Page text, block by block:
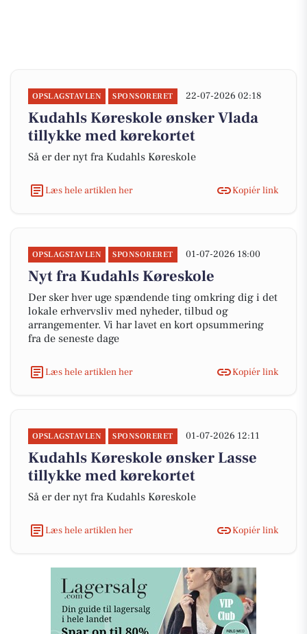
OPSLAGSTAVLEN SPONSORERET 22-07-2026 02:18
Kudahls Køreskole ønsker Vlada
tillykke med kørekortet
Så er der nyt fra Kudahls Køreskole
Læs hele artiklen her Kopiér link
OPSLAGSTAVLEN SPONSORERET 01-07-2026 18:00
Nyt fra Kudahls Køreskole
Der sker hver uge spændende ting omkring dig i det
lokale erhvervsliv med nyheder, tilbud og
arrangementer. Vi har lavet en kort opsummering
fra de seneste dage
Læs hele artiklen her Kopiér link
OPSLAGSTAVLEN SPONSORERET 01-07-2026 12:11
Kudahls Køreskole ønsker Lasse
tillykke med kørekortet
Så er der nyt fra Kudahls Køreskole
Læs hele artiklen her Kopiér link